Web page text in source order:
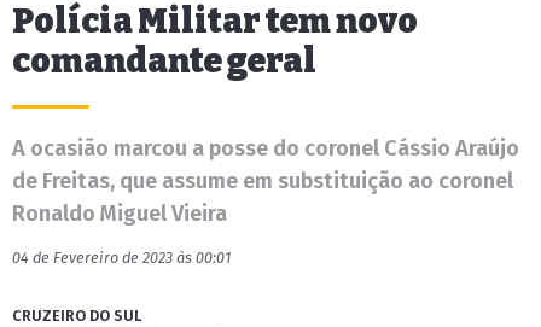
Polícia Militar tem novo
comandante geral
A ocasião marcou a posse do coronel Cássio Araújo
de Freitas, que assume em substituição ao coronel
Ronaldo Miguel Vieira
04 de Fevereiro de 2023 às 00:01
CRUZEIRO DO SUL